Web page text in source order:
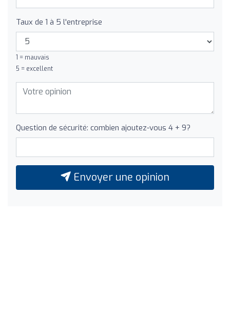
Taux de 1 à 5 l'entreprise
1 = mauvais
5 = excellent
Question de sécurité: combien ajoutez-vous 4 + 9?
Envoyer une opinion